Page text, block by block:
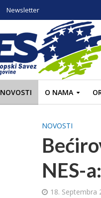
Newsletter
NOVOSTI O NAMA
NOVOSTI
NES-
18. Septembra